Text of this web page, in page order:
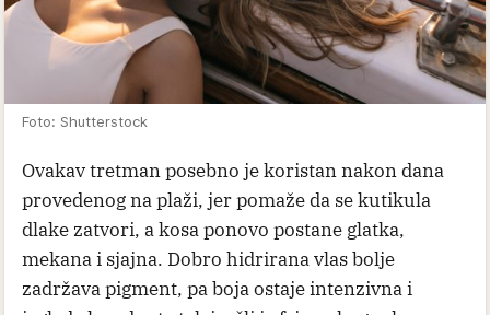
Foto: Shutterstock
Ovakav tretman posebno je koristan nakon dana
provedenog na plaži, jer pomaže da se kutikula
dlake zatvori, a kosa ponovo postane glatka,
mekana i sjajna. Dobro hidrirana vlas bolje
zadržava pigment, pa boja ostaje intenzivna i